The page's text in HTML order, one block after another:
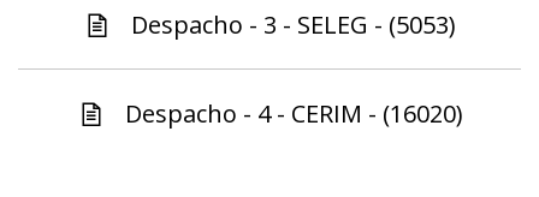
Despacho - 3 - SELEG - (5053)
Despacho - 4 - CERIM - (16020)